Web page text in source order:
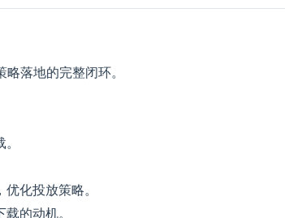
落地的完整闭环。
化投放策略。
的动机。